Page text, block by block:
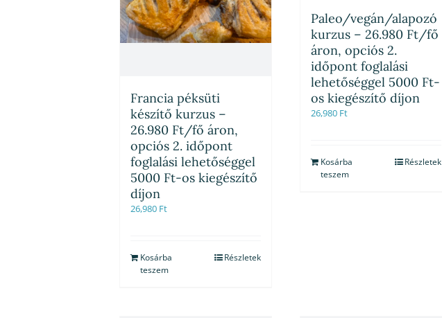
Francia péksüti
készítő kurzus –
26.980 Ft/fő áron,
opciós 2. időpont
foglalási lehetőséggel
5000 Ft-os kiegészítő
díjon
26,980 Ft
Kosárba
teszem
Részletek
Paleo/vegán/alapozó
kurzus – 26.980 Ft/fő
áron, opciós 2.
időpont foglalási
lehetőséggel 5000 Ft-
os kiegészítő díjon
26,980 Ft
Kosárba
teszem
Részletek